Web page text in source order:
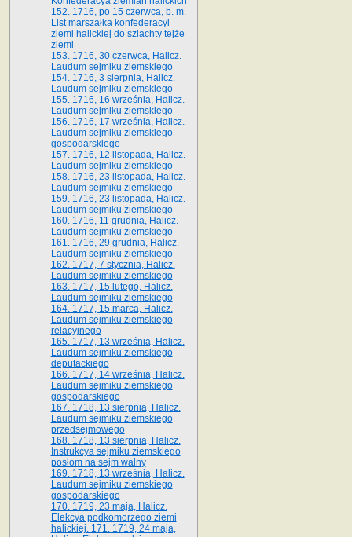
152. 1716, po 15 czerwca, b. m.
List marszałka konfederacyi
ziemi halickiej do szlachty tejże
ziemi
153. 1716, 30 czerwca, Halicz.
Laudum sejmiku ziemskiego
154. 1716, 3 sierpnia, Halicz.
Laudum sejmiku ziemskiego
155. 1716, 16 września, Halicz.
Laudum sejmiku ziemskiego
156. 1716, 17 września, Halicz.
Laudum sejmiku ziemskiego
gospodarskiego
157. 1716, 12 listopada, Halicz.
Laudum sejmiku ziemskiego
158. 1716, 23 listopada, Halicz.
Laudum sejmiku ziemskiego
159. 1716, 23 listopada, Halicz.
Laudum sejmiku ziemskiego
160. 1716, 11 grudnia, Halicz.
Laudum sejmiku ziemskiego
161. 1716, 29 grudnia, Halicz.
Laudum sejmiku ziemskiego
162. 1717, 7 stycznia, Halicz.
Laudum sejmiku ziemskiego
163. 1717, 15 lutego, Halicz.
Laudum sejmiku ziemskiego
164. 1717, 15 marca, Halicz.
Laudum sejmiku ziemskiego
relacyjnego
165. 1717, 13 września, Halicz.
Laudum sejmiku ziemskiego
deputackiego
166. 1717, 14 września, Halicz.
Laudum sejmiku ziemskiego
gospodarskiego
167. 1718, 13 sierpnia, Halicz.
Laudum sejmiku ziemskiego
przedsejmowego
168. 1718, 13 sierpnia, Halicz.
Instrukcya sejmiku ziemskiego
posłom na sejm walny
169. 1718, 13 września, Halicz.
Laudum sejmiku ziemskiego
gospodarskiego
170. 1719, 23 maja, Halicz.
Elekcya podkomorzego ziemi
halickiej. 171. 1719, 24 maja,